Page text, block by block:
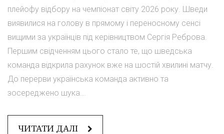
плейофу відбору на чемпіонат світу 2026 року. Шведи
виявилися на голову в прямому і переносному сенсі
вищими за українців під керівництвом Сергія Реброва.
Першим свідченням цього стало те, що шведська
команда відкрила рахунок вже на шостій хвилині матчу.
До перерви українська команда активно та
зосереджено шука...
ЧИТАТИ ДАЛІ